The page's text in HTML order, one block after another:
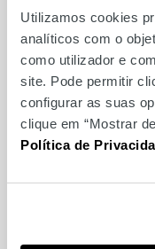
Utilizamos cookies
analíticos com o
como utilizador e
site. Pode permitir
configurar as suas
clique em “Mostrar
Política de
Lisboa